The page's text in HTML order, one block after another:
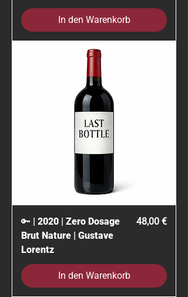
In den Warenkorb
🔑 | 2020 | Zero Dosage
Brut Nature | Gustave
Lorentz
Preis
48,00 €
In den Warenkorb